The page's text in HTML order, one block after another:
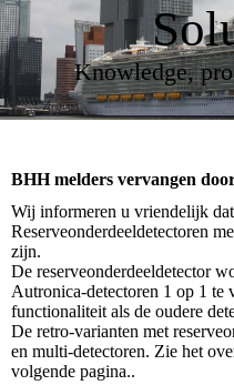
Knowledge,
BHH melders vervangen
Wij informeren u vriendelijk
Reserveonderdeeldetectoren
zijn.
De reserveonderdeeldetector
Autronica-detectoren 1 op 1 te
functionaliteit als de oudere
De retro-varianten met
en multi-detectoren. Zie het
volgende pagina..